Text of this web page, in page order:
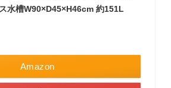
水槽W90×D45×H46cm 約151L
Amazon